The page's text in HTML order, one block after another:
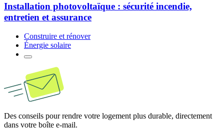
Installation photovoltaïque : sécurité incendie,
entretien et assurance
Construire et rénover
Énergie solaire
Des conseils pour rendre votre logement plus durable, directement
dans votre boîte e-mail.